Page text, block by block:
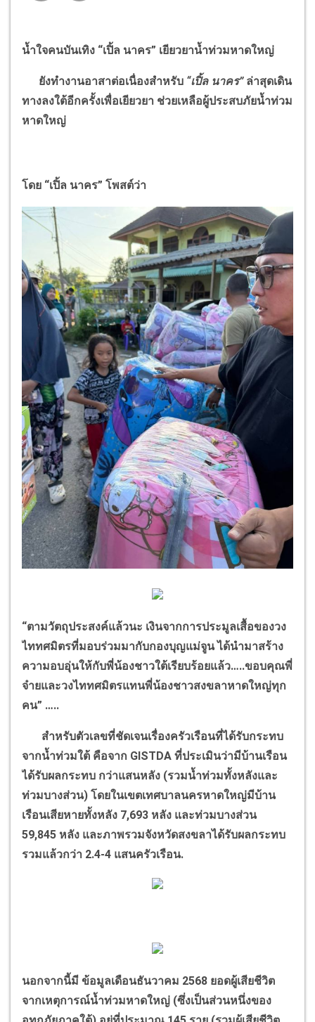
น้ำใจคนบันเทิง “เปิ้ล นาคร” เยียวยาน้ำท่วมหาดใหญ่
ยังทำงานอาสาต่อเนื่องสำหรับ “เปิ้ล นาคร”ล่าสุดเดิน
ทางลงใต้อีกครั้งเพื่อเยียวยา ช่วยเหลือผู้ประสบภัยน้ำท่วม
หาดใหญ่
โดย “เปิ้ล นาคร” โพสต์ว่า
“ตามวัตถุประสงค์แล้วนะ เงินจากการประมูลเสื้อของวง
ไททศมิตรที่มอบร่วมมากับกองบุญแม่จูน ได้นำมาสร้าง
ความอบอุ่นให้กับพี่น้องชาวใต้เรียบร้อยแล้ว…..ขอบคุณพี่
จ๋ายและวงไททศมิตรแทนพี่น้องชาวสงขลาหาดใหญ่ทุก
คน” …..
สำหรับตัวเลขที่ชัดเจนเรื่องครัวเรือนที่ได้รับกระทบ
จากน้ำท่วมใต้ คือจาก GISTDA ที่ประเมินว่ามีบ้านเรือน
ได้รับผลกระทบ กว่าแสนหลัง (รวมน้ำท่วมทั้งหลังและ
ท่วมบางส่วน) โดยในเขตเทศบาลนครหาดใหญ่มีบ้าน
เรือนเสียหายทั้งหลัง 7,693 หลัง และท่วมบางส่วน
59,845 หลัง และภาพรวมจังหวัดสงขลาได้รับผลกระทบ
รวมแล้วกว่า 2.4-4 แสนครัวเรือน.
นอกจากนี้มี ข้อมูลเดือนธันวาคม 2568 ยอดผู้เสียชีวิต
จากเหตุการณ์น้ำท่วมหาดใหญ่ (ซึ่งเป็นส่วนหนึ่งของ